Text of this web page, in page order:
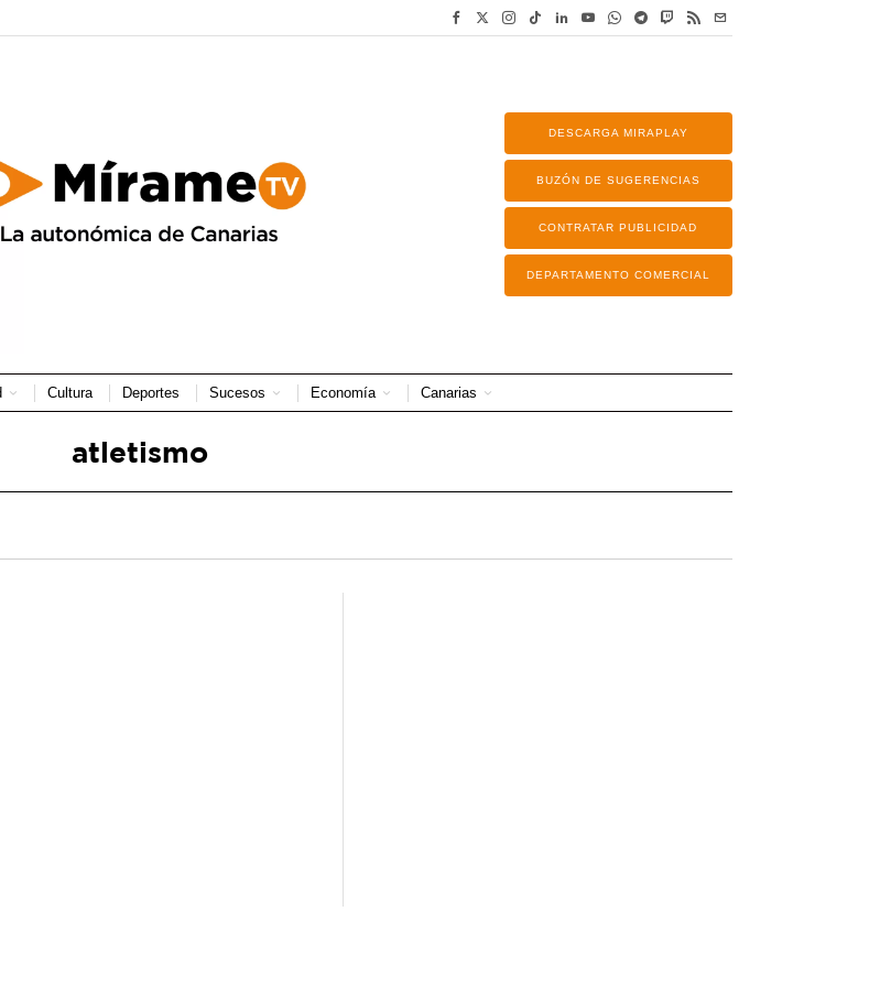
DESCARGA MIRAPLAY
BUZÓN DE SUGERENCIAS
CONTRATAR PUBLICIDAD
DEPARTAMENTO COMERCIAL
Cultura Deportes Sucesos Economía Canarias
atletismo